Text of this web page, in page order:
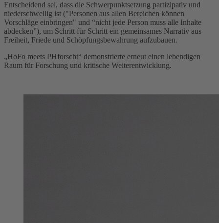
Entscheidend sei, dass die Schwerpunktsetzung partizipativ und
niederschwellig ist ("Personen aus allen Bereichen können
Vorschläge einbringen" und “nicht jede Person muss alle Inhalte
abdecken”), um Schritt für Schritt ein gemeinsames Narrativ aus
Freiheit, Friede und Schöpfungsbewahrung aufzubauen.
„HoFo meets PHforscht“ demonstrierte erneut einen lebendigen
Raum für Forschung und kritische Weiterentwicklung.